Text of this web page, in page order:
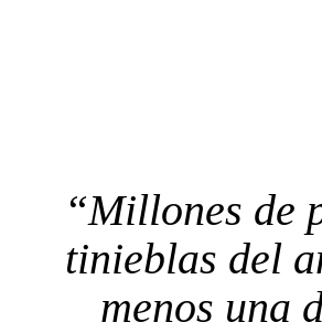
“Millones de
tinieblas del
menos una